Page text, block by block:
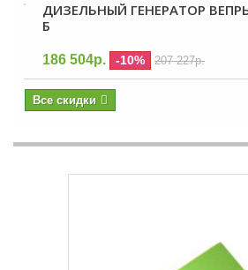
ДИЗЕЛЬНЫЙ ГЕНЕРАТОР
Б
186 504р. -10% 207 227р.
Все скидки